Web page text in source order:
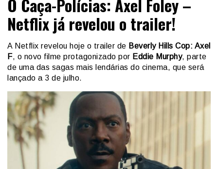
O Caça-Polícias: Axel Foley –
Netflix já revelou o trailer!
A Netflix revelou hoje o trailer de Beverly Hills Cop: Axel
F, o novo filme protagonizado por Eddie Murphy, parte
de uma das sagas mais lendárias do cinema, que será
lançado a 3 de julho.